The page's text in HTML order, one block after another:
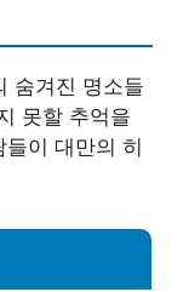
숨겨진 명소들
못할 추억을
이 대만의 히